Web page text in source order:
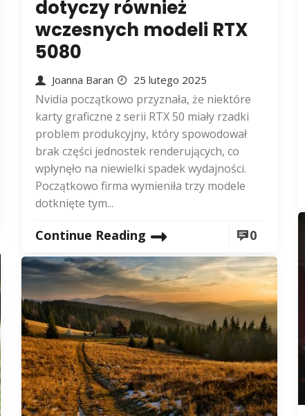
dotyczy również
wczesnych modeli RTX
5080
Joanna Baran 25 lutego 2025
Nvidia początkowo przyznała, że niektóre
karty graficzne z serii RTX 50 miały rzadki
problem produkcyjny, który spowodował
brak części jednostek renderujących, co
wpłynęło na niewielki spadek wydajności.
Początkowo firma wymieniła trzy modele
dotknięte tym...
Continue Reading 0